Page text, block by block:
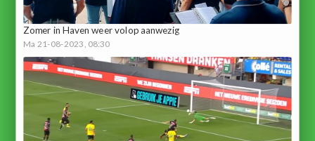
Zomer in Haven weer volop aanwezig
Ma 21-08-2023, 08:30